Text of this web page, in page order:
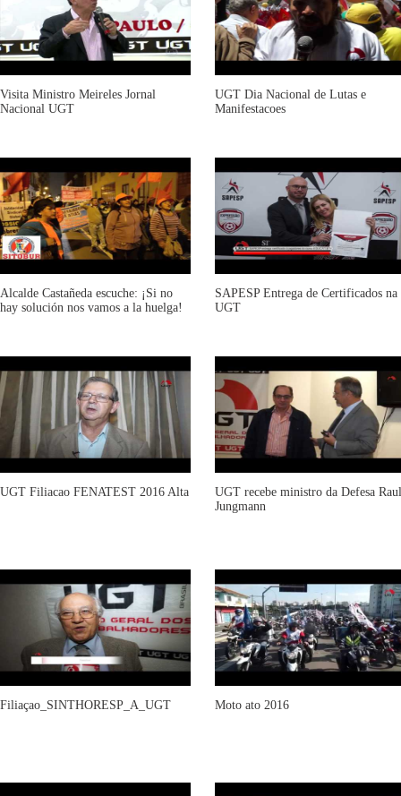
Visita Ministro Meireles Jornal
Nacional UGT
UGT Dia Nacional de Lutas e
Manifestacoes
Alcalde Castañeda escuche: ¡Si no
hay solución nos vamos a la huelga!
SAPESP Entrega de Certificados na
UGT
UGT Filiacao FENATEST 2016 Alta
UGT recebe ministro da Defesa Raul
Jungmann
Filiaçao_SINTHORESP_A_UGT Moto ato 2016